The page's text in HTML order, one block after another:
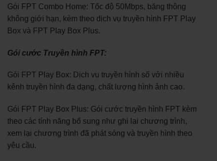
Gói FPT Combo Home: Tốc độ 50Mbps, băng thông
không giới hạn, kèm theo dịch vụ truyền hình FPT Play
Box và FPT Play Box Plus.
Gói cước Truyền hình FPT:
Gói FPT Play Box: Dịch vụ truyền hình số với nhiều
kênh truyền hình đa dạng, chất lượng hình ảnh cao.
Gói FPT Play Box Plus: Gói cước truyền hình FPT kèm
theo các tính năng bổ sung như ghi lại chương trình,
xem lại chương trình đã phát sóng và truyền hình theo
yêu cầu.